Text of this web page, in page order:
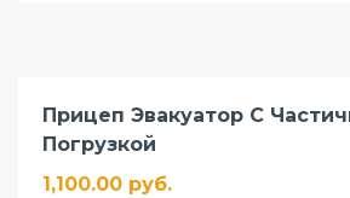
Прицеп Эвакуатор С
Погрузкой
1,100.00 руб.